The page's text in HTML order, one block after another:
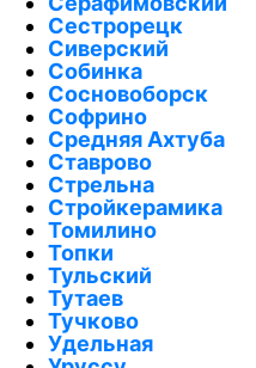
Сестрорецк
Сиверский
Собинка
Сосновоборск
Софрино
Средняя Ахтуба
Ставрово
Стрельна
Стройкерамика
Томилино
Топки
Тульский
Тутаев
Тучково
Удельная